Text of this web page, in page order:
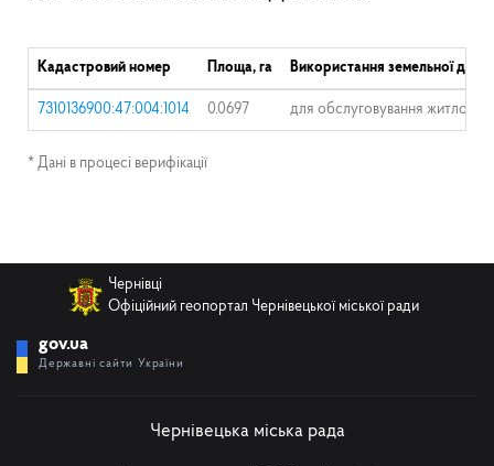
Кадастровий номер Площа, га Використання земельної
7310136900:47:004:1014 0.0697 для обслуговування
* Дані в процесі верифікації
Чернівці
Офіційний геопортал Чернівецької міської ради
gov.ua
Державні сайти України
Чернівецька міська рада